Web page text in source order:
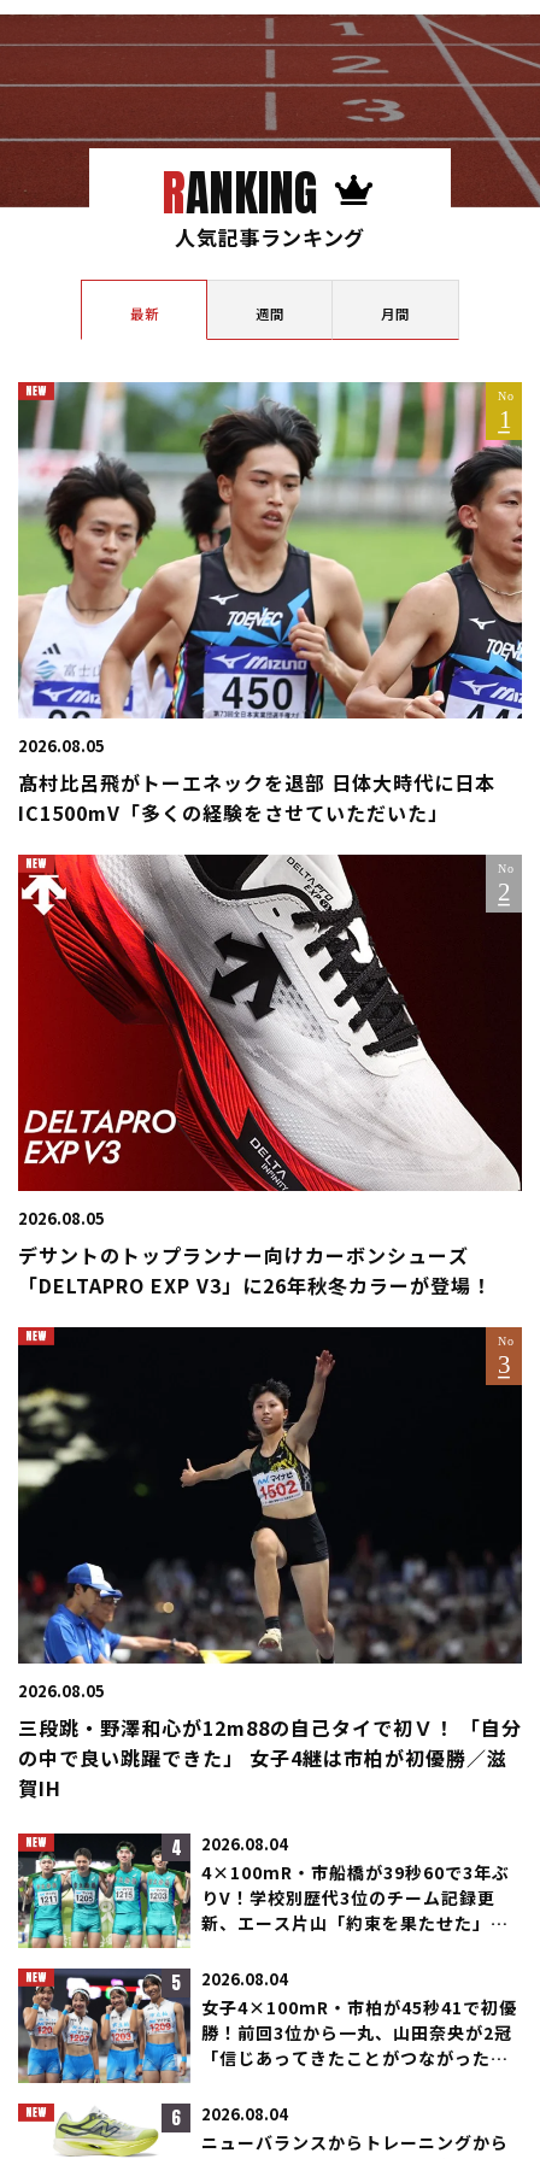
RANKING
人気記事ランキング
最新 週間 月間
2026.08.05
髙村比呂飛がトーエネックを退部 日体大時代に日本
IC1500mV「多くの経験をさせていただいた」
2026.08.05
デサントのトップランナー向けカーボンシューズ
「DELTAPRO EXP V3」に26年秋冬カラーが登場！
2026.08.05
三段跳・野澤和心が12m88の自己タイで初Ｖ！ 「自分
の中で良い跳躍できた」 女子4継は市柏が初優勝／滋
賀IH
4 2026.08.04
4×100mR・市船橋が39秒60で3年ぶ
りV！学校別歴代3位のチーム記録更
新、エース片山「約束を果たせた」／
5 2026.08.04
女子4×100mR・市柏が45秒41で初優
勝！前回3位から一丸、山田奈央が2冠
「信じあってきたことがつながった」
6 2026.08.04
ニューバランスからトレーニングから